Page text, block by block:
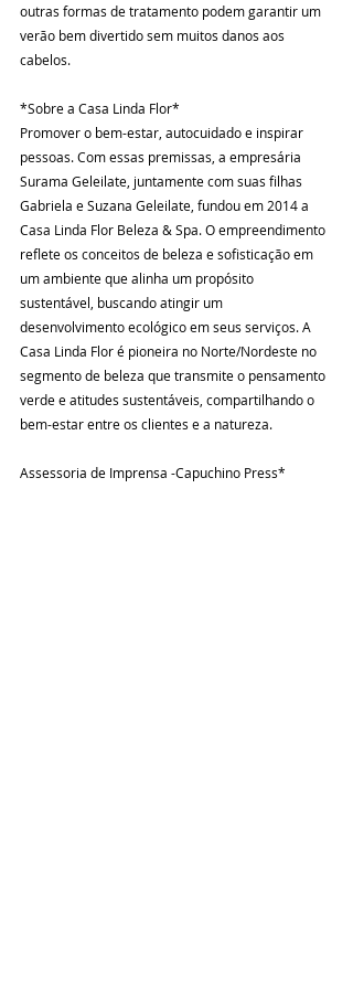
outras formas de tratamento podem garantir um
verão bem divertido sem muitos danos aos
cabelos.
*Sobre a Casa Linda Flor*
Promover o bem-estar, autocuidado e inspirar
pessoas. Com essas premissas, a empresária
Surama Geleilate, juntamente com suas filhas
Gabriela e Suzana Geleilate, fundou em 2014 a
Casa Linda Flor Beleza & Spa. O empreendimento
reflete os conceitos de beleza e sofisticação em
um ambiente que alinha um propósito
sustentável, buscando atingir um
desenvolvimento ecológico em seus serviços. A
Casa Linda Flor é pioneira no Norte/Nordeste no
segmento de beleza que transmite o pensamento
verde e atitudes sustentáveis, compartilhando o
bem-estar entre os clientes e a natureza.
Assessoria de Imprensa -Capuchino Press*